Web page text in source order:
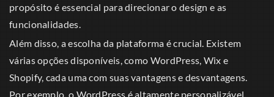
propósito é essencial para direcionar o design e as
funcionalidades.
Além disso, a escolha da plataforma é crucial. Existem
várias opções disponíveis, como WordPress, Wix e
Shopify, cada uma com suas vantagens e desvantagens.
Por exemplo, o WordPress é altamente personalizável,